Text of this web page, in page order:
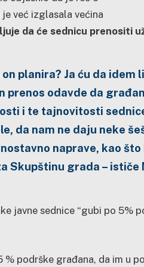
već izglasala većina
da će sednicu prenositi
planira? Ja ću da idem
odavde da
i te tajnovitosti
da nam ne daju neke
naprave, kao
Skupštinu grada – ističe
javne sednice “gubi po 5%
% podrške građana, da im u